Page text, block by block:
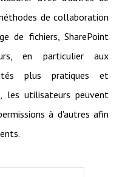
de collaboration
de fichiers, SharePoint
en particulier aux
plus pratiques et
les utilisateurs peuvent
à d'autres afin